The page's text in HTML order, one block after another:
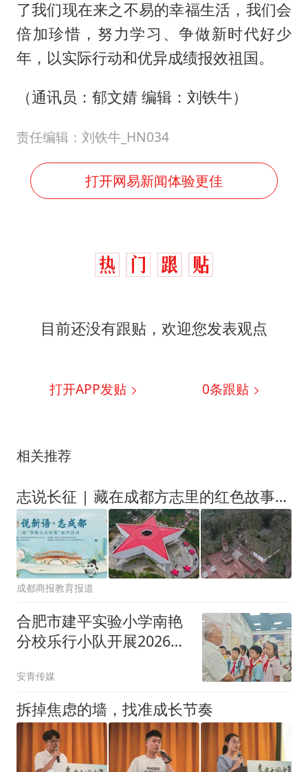
了我们现在来之不易的幸福生活，我们会
倍加珍惜，努力学习、争做新时代好少
年，以实际行动和优异成绩报效祖国。
（通讯员：郁文婧 编辑：刘铁牛）
责任编辑：刘铁牛_HN034
打开网易新闻体验更佳
目前还没有跟贴，欢迎您发表观点
打开APP发贴 0条跟贴
相关推荐
志说长征 | 藏在成都方志里的红色故事，老师们备课直接用！
成都商报教育报道
合肥市建平实验小学南艳
分校乐行小队开展2026年
动
安青传媒
拆掉焦虑的墙，找准成长节奏